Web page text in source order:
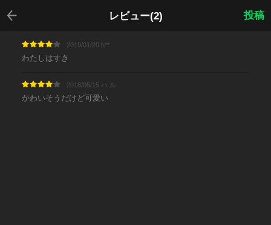
レビュー(2)
戻る
投稿
2019/01/20 h**
わたしはすき
2018/05/15 ハ ル
かわいそうだけど可愛い